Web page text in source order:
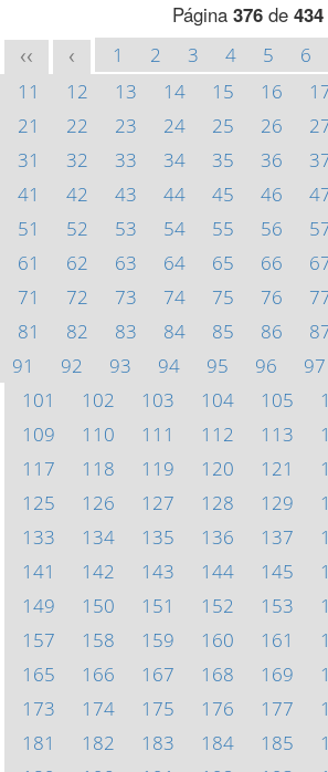
Página 376de 434
<< < 1 2 3 4 5 6
11
12 13 14 15 16
21
22 23 24 25 26
31
32 33 34 35 36
41
42 43 44 45 46
51
52 53 54 55 56
61
62 63 64 65 66
71
72 73 74 75 76
81
82 83 84 85 86
91
92 93 94 95 96 97
101
102 103 104 105
109
110 111 112 113
117
118 119 120 121
125
126 127 128 129
133
134 135 136 137
141
142 143 144 145
149
150 151 152 153
157
158 159 160 161
165
166 167 168 169
173
174 175 176 177
181
182 183 184 185